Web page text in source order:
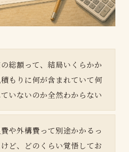
総額って、結局いくらかか
もりに何が含まれていて何
いないのか全然わからない
や外構費って別途かかるっ
ど、どのくらい覚悟してお